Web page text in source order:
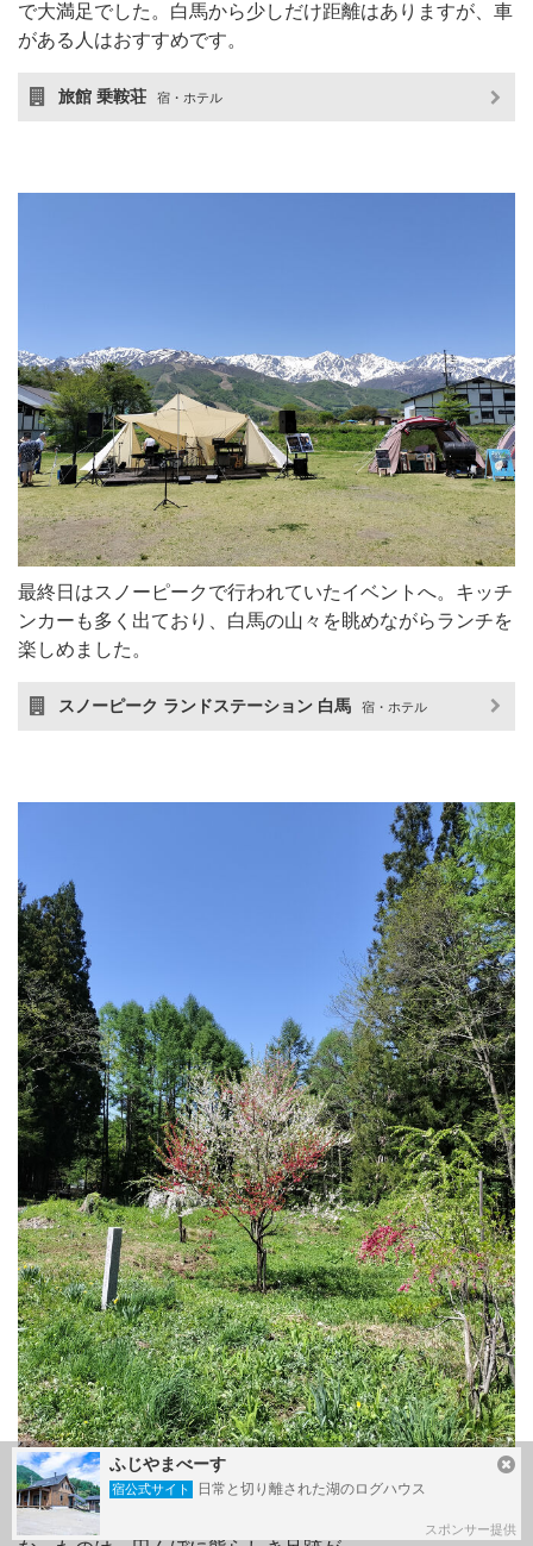
で大満足でした。白馬から少しだけ距離はありますが、車
がある人はおすすめです。
旅館 乗鞍荘 宿・ホテル
最終日はスノーピークで行われていたイベントへ。キッチ
ンカーも多く出ており、白馬の山々を眺めながらランチを
楽しめました。
スノーピーク ランドステーション 白馬 宿・ホテル
お腹がいっぱいになったところで腹ごなしで姫川源流へお
散歩へ。湿地帯にはかわいいお花も咲いていました。気に
ふじやまべーす
宿公式サイト 日常と切り離された湖のログハウス
スポンサー提供